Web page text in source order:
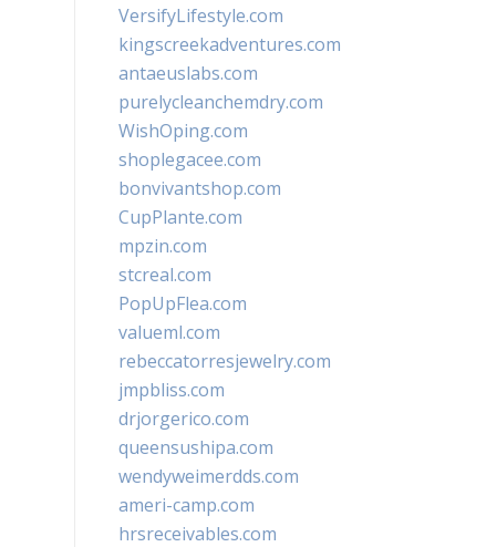
VersifyLifestyle.com
kingscreekadventures.com
antaeuslabs.com
purelycleanchemdry.com
WishOping.com
shoplegacee.com
bonvivantshop.com
CupPlante.com
mpzin.com
stcreal.com
PopUpFlea.com
valueml.com
rebeccatorresjewelry.com
jmpbliss.com
drjorgerico.com
queensushipa.com
wendyweimerdds.com
ameri-camp.com
hrsreceivables.com